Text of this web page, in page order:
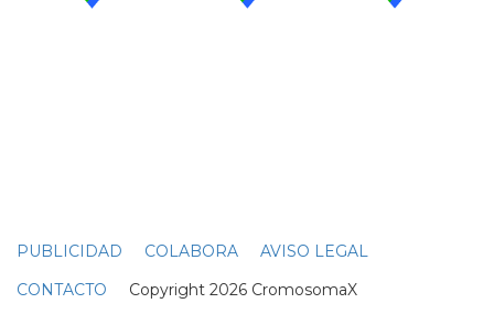
PUBLICIDAD COLABORA
AVISO LEGAL
CONTACTO Copyright 2026 CromosomaX